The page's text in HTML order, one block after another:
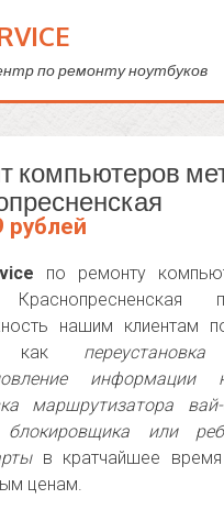
по ремонту ноутбуков
компьютеров
рублей
по ремонту
нашим клиентам
как
информации
маршрутизатора
блокировщика или
в кратчайшее
ценам.